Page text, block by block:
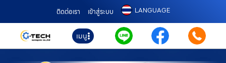
ติดต่อเรา เข้าสู่ระบบ LANGUAGE
เมนู